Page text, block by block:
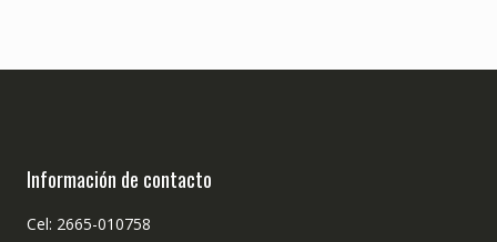
Información de contacto
Cel: 2665-010758